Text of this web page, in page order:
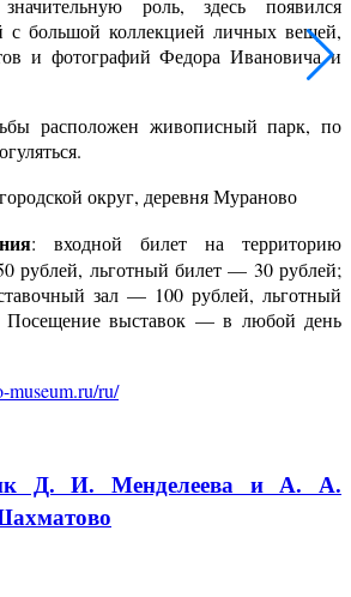
роль, здесь появился
с большой коллекцией личных вещей,
и фотографий Федора Ивановича и
расположен живописный парк, по
округ, деревня Мураново
: входной билет на территорию
рублей, льготный билет — 30 рублей;
зал — 100 рублей, льготный
выставок — в любой день
museum.ru/ru/
Д. И. Менделеева и А. А.